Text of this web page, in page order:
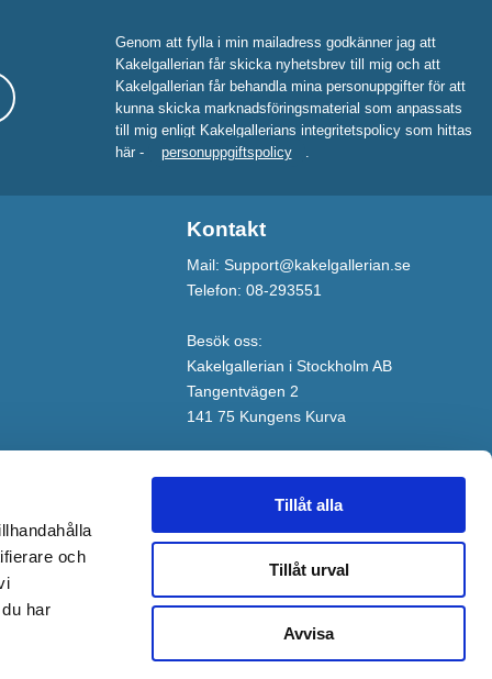
och
har
Tillåt alla
Tillåt urval
Avvisa
Genom att fylla i min mailadress godkänner jag att
Kakelgallerian får skicka nyhetsbrev till mig och att
Kakelgallerian får behandla mina personuppgifter för att
kunna skicka marknadsföringsmaterial som anpassats
till mig enligt Kakelgallerians integritetspolicy som hittas
här -
personuppgiftspolicy
Kontakt
Mail: Support@kakelgallerian.se
Telefon: 08-293551
Besök oss:
Kakelgallerian i Stockholm AB
Tangentvägen 2
141 75 Kungens Kurva